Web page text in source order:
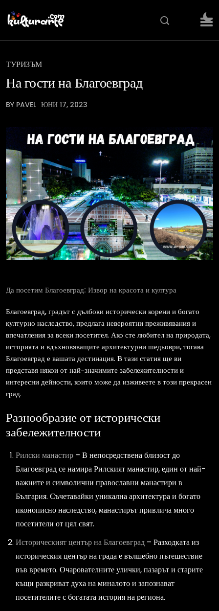
ТУРИЗЪМ
На гости на Благоевград
BY PAVEL ЮНИ 17, 2023
Да посетим Благоевград: Извор на красота и култура
Благоевград, градът с дълбоки исторически корени и богато
културно наследство, предлага невероятни преживявания и
впечатления за всеки посетител. Ако сте любител на природата,
историята и вдъхновяващите архитектурни шедьоври, тогава
Благоевград е вашата дестинация. В тази статия ще ви
представя някои от най-значимите забележителности и
интересни дейности, които може да изживеете в този прекрасен
град.
Разнообразие от исторически
забележителности
Рилски манастир – В непосредствена близост до
Благоевград се намира Рилският манастир, един от най-
важните и символични православни манастири в
България. Съчетавайки уникална архитектура и богато
иконописно наследство, манастирът привлича много
посетители от цял свят.
Историческият център на Благоевград – Разходката из
историческия център на града е вълшебно пътешествие
във времето. Очарователните улички, пазарът и старите
къщи разкриват духа на миналото и запознават
посетителите с богатата история на региона.